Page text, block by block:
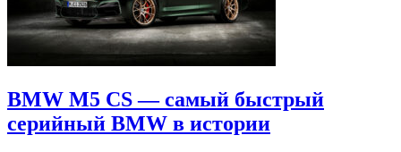
BMW M5 CS — самый быстрый
серийный BMW в истории